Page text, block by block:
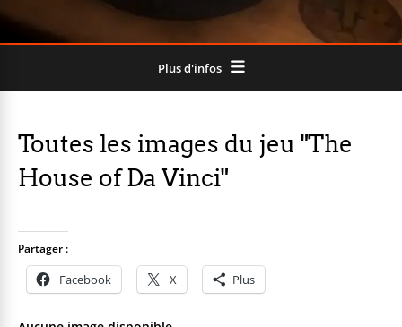
Plus d'infos
Toutes les images du jeu "The
House of Da Vinci"
Partager :
Facebook X Plus